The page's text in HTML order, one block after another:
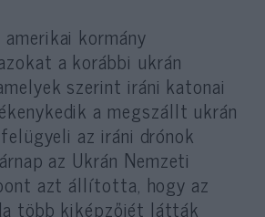
kormány
a korábbi ukrán
szerint iráni katonai
a megszállt ukrán
az iráni drónok
az Ukrán Nemzeti
azt állította, hogy az
több kiképzőjét látták